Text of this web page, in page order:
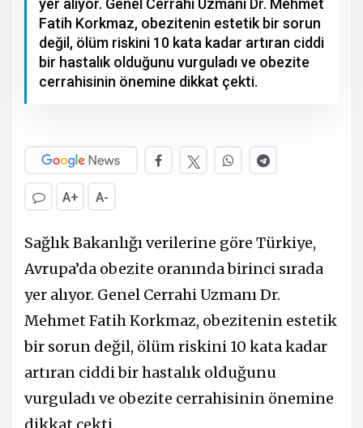
yer alıyor. Genel Cerrahi Uzmanı Dr. Mehmet
Fatih Korkmaz, obezitenin estetik bir sorun
değil, ölüm riskini 10 kata kadar artıran ciddi
bir hastalık olduğunu vurguladı ve obezite
cerrahisinin önemine dikkat çekti.
A+ A-
Sağlık Bakanlığı verilerine göre Türkiye,
Avrupa’da obezite oranında birinci sırada
yer alıyor. Genel Cerrahi Uzmanı Dr.
Mehmet Fatih Korkmaz, obezitenin estetik
bir sorun değil, ölüm riskini 10 kata kadar
artıran ciddi bir hastalık olduğunu
vurguladı ve obezite cerrahisinin önemine